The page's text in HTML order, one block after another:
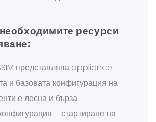
ресурси
представлява appliance –
и базовата конфигурация на
е лесна и бърза
– стартиране на